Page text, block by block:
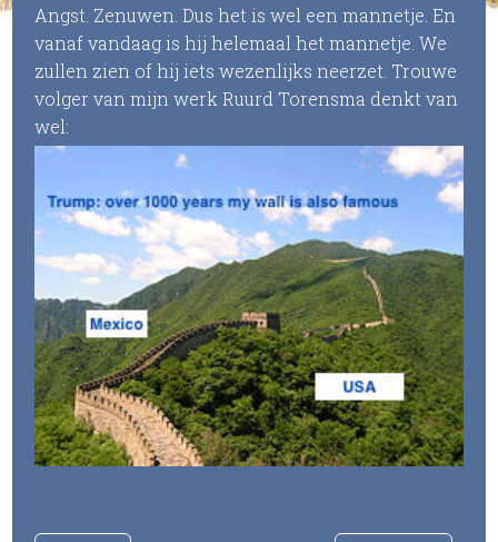
Angst. Zenuwen. Dus het is wel een mannetje. En
vanaf vandaag is hij helemaal het mannetje. We
zullen zien of hij iets wezenlijks neerzet. Trouwe
volger van mijn werk Ruurd Torensma denkt van
wel: